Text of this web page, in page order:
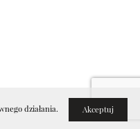
działania.
Akceptuj